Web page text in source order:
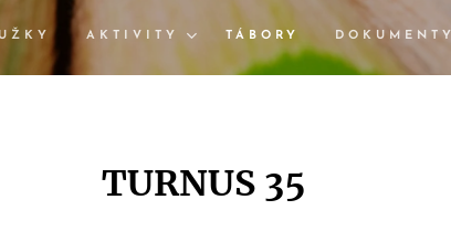
AKTIVITY TÁBORY DOKUMENTY
TURNUS 35